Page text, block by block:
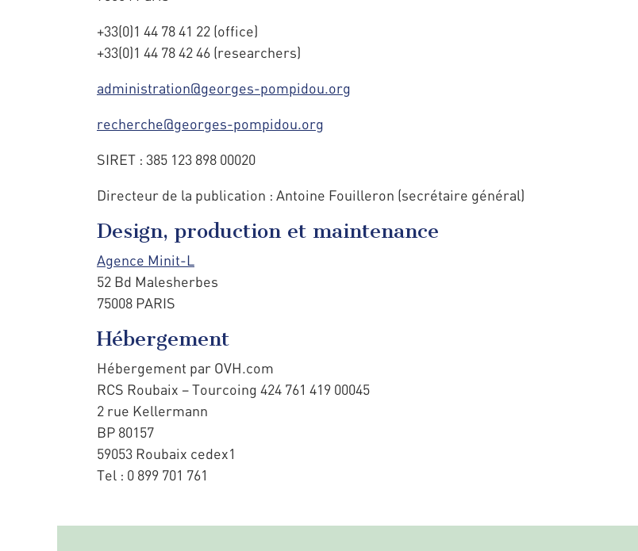
+33(0)1 44 78 41 22 (office)
+33(0)1 44 78 42 46 (researchers)
administration@georges-pompidou.org
recherche@georges-pompidou.org
SIRET : 385 123 898 00020
Directeur de la publication : Antoine Fouilleron (secrétaire général)
Design, production et maintenance
Agence Minit-L
52 Bd Malesherbes
75008 PARIS
Hébergement
Hébergement par OVH.com
RCS Roubaix – Tourcoing 424 761 419 00045
2 rue Kellermann
BP 80157
59053 Roubaix cedex1
Tel : 0 899 701 761